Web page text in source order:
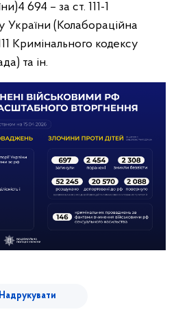
4 694 – за ст. 111-1
України (Колабораційна
Кримінального кодексу
та ін.
Надрукувати